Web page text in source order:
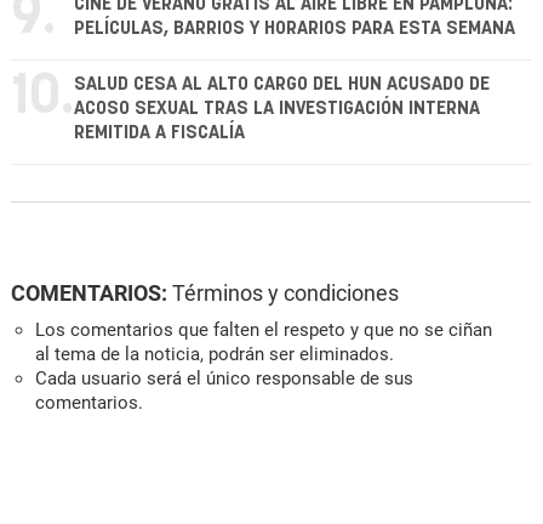
9.
CINE DE VERANO GRATIS AL AIRE LIBRE EN PAMPLONA:
PELÍCULAS, BARRIOS Y HORARIOS PARA ESTA SEMANA
10. SALUD CESA AL ALTO CARGO DEL HUN ACUSADO DE
ACOSO SEXUAL TRAS LA INVESTIGACIÓN INTERNA
REMITIDA A FISCALÍA
COMENTARIOS: Términos y condiciones
Los comentarios que falten el respeto y que no se ciñan
al tema de la noticia, podrán ser eliminados.
Cada usuario será el único responsable de sus
comentarios.